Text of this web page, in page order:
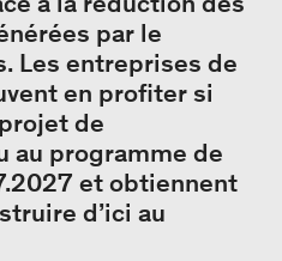
par le
Les entreprises de
en profiter si
de
au programme de
et obtiennent
d’ici au